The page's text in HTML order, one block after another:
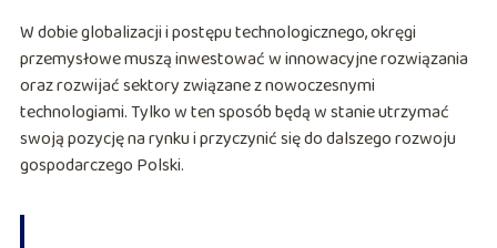
W dobie globalizacji i postępu technologicznego, okręgi
przemysłowe muszą inwestować w innowacyjne rozwiązania
oraz rozwijać sektory związane z nowoczesnymi
technologiami. Tylko w ten sposób będą w stanie utrzymać
swoją pozycję na rynku i przyczynić się do dalszego rozwoju
gospodarczego Polski.